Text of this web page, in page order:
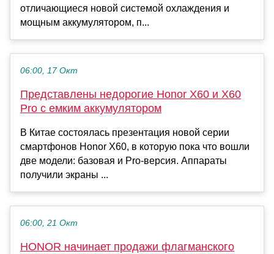
отличающиеся новой системой охлаждения и
мощным аккумулятором, п...
06:00, 17 Окт
Представлены недорогие Honor X60 и X60
Pro с емким аккумулятором
В Китае состоялась презентация новой серии
смартфонов Honor X60, в которую пока что вошли
две модели: базовая и Pro-версия. Аппараты
получили экраны ...
06:00, 21 Окт
HONOR начинает продажи флагманского